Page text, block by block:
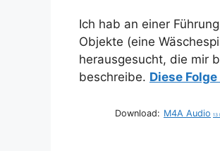
Ich hab an einer
Objekte (eine
herausgesucht, die mir
beschreibe. Diese
Download: M4A Audio 13